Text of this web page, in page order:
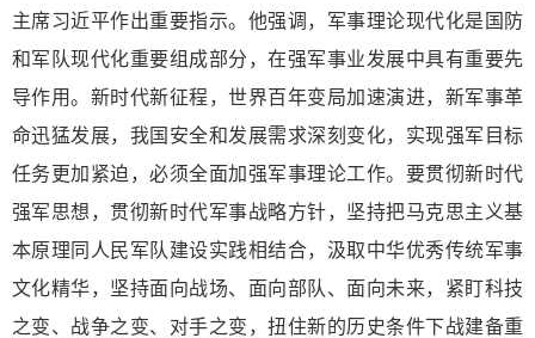
主席习近平作出重要指示。他强调，军事理论现代化是国防
和军队现代化重要组成部分，在强军事业发展中具有重要先
导作用。新时代新征程，世界百年变局加速演进，新军事革
命迅猛发展，我国安全和发展需求深刻变化，实现强军目标
任务更加紧迫，必须全面加强军事理论工作。要贯彻新时代
强军思想，贯彻新时代军事战略方针，坚持把马克思主义基
本原理同人民军队建设实践相结合，汲取中华优秀传统军事
文化精华，坚持面向战场、面向部队、面向未来，紧盯科技
之变、战争之变、对手之变，扭住新的历史条件下战建备重